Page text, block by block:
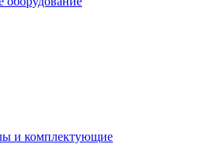
и комплектующие